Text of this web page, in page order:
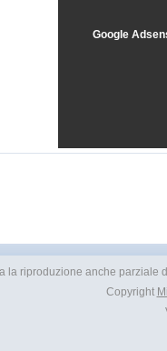
Google
la riproduzione anche
Copyright